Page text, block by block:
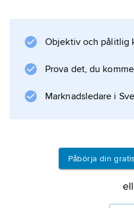
den norra
andra världskriget på
krigsindustrin.
Information
Objektiv och pålitlig
Prova det, du
Marknadsledare i
Påbörja din